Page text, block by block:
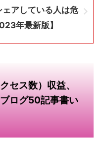
ェアしている人は危
年最新版】
セス数）収益、
ログ50記事書い